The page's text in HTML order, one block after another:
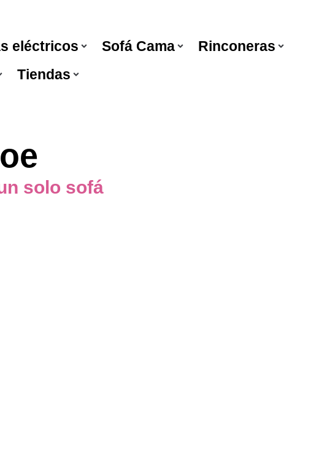
eléctricos Sofá Cama
Rinconeras
Tiendas
solo sofá